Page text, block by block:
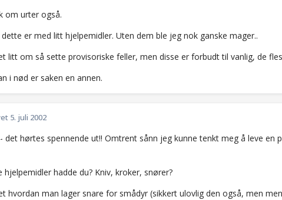
om urter også.
er med litt hjelpemidler. Uten dem ble jeg nok ganske mager..
litt om så sette provisoriske feller, men disse er forbudt til vanlig, de
i nød er saken en annen.
5. juli 2002
det hørtes spennende ut!! Omtrent sånn jeg kunne tenkt meg å leve en
hjelpemidler hadde du? Kniv, kroker, snører?
hvordan man lager snare for smådyr (sikkert ulovlig den også, men